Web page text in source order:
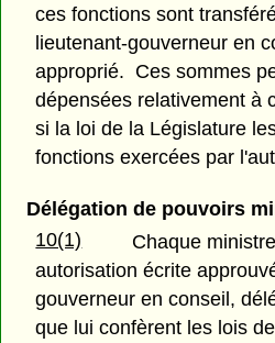
ces fonctions sont
lieutenant-gouverneur en
approprié. Ces sommes
dépensées relativement à
si la loi de la Législature
fonctions exercées par
Délégation de pouvoirs
10(1)
Chaque
autorisation écrite
gouverneur en conseil,
que lui confèrent les lois